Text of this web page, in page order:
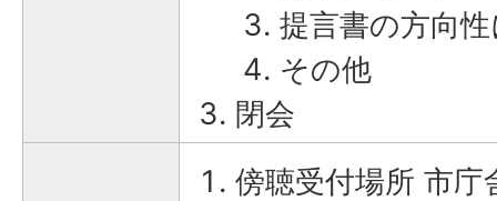
提言書の方向
その他
閉会
傍聴受付場所 市